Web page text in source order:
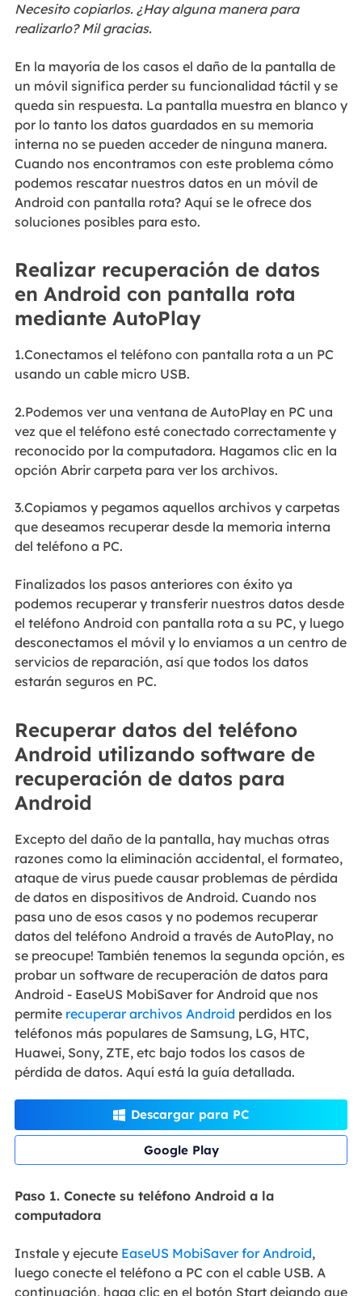
Necesito copiarlos. ¿Hay alguna manera para
realizarlo? Mil gracias.
En la mayoría de los casos el daño de la pantalla de
un móvil significa perder su funcionalidad táctil y se
queda sin respuesta. La pantalla muestra en blanco y
por lo tanto los datos guardados en su memoria
interna no se pueden acceder de ninguna manera.
Cuando nos encontramos con este problema cómo
podemos rescatar nuestros datos en un móvil de
Android con pantalla rota? Aquí se le ofrece dos
soluciones posibles para esto.
Realizar recuperación de datos
en Android con pantalla rota
mediante AutoPlay
1.Conectamos el teléfono con pantalla rota a un PC
usando un cable micro USB.
2.Podemos ver una ventana de AutoPlay en PC una
vez que el teléfono esté conectado correctamente y
reconocido por la computadora. Hagamos clic en la
opción Abrir carpeta para ver los archivos.
3.Copiamos y pegamos aquellos archivos y carpetas
que deseamos recuperar desde la memoria interna
del teléfono a PC.
Finalizados los pasos anteriores con éxito ya
podemos recuperar y transferir nuestros datos desde
el teléfono Android con pantalla rota a su PC, y luego
desconectamos el móvil y lo enviamos a un centro de
servicios de reparación, así que todos los datos
estarán seguros en PC.
Recuperar datos del teléfono
Android utilizando software de
recuperación de datos para
Android
Excepto del daño de la pantalla, hay muchas otras
razones como la eliminación accidental, el formateo,
ataque de virus puede causar problemas de pérdida
de datos en dispositivos de Android. Cuando nos
pasa uno de esos casos y no podemos recuperar
datos del teléfono Android a través de AutoPlay, no
se preocupe! También tenemos la segunda opción, es
probar un software de recuperación de datos para
Android - EaseUS MobiSaver for Android que nos
permite recuperar archivos Android perdidos en los
teléfonos más populares de Samsung, LG, HTC,
Huawei, Sony, ZTE, etc bajo todos los casos de
pérdida de datos. Aquí está la guía detallada.
 Descargar para PC
Google Play
Paso 1. Conecte su teléfono Android a la
computadora
Instale y ejecute EaseUS MobiSaver for Android,
luego conecte el teléfono a PC con el cable USB. A
continuación, haga clic en el botón Start dejando que